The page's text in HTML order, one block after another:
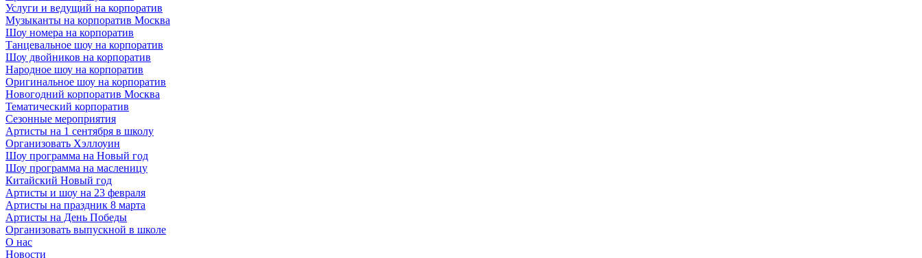
Услуги и ведущий на корпоратив
Музыканты на корпоратив Москва
Шоу номера на корпоратив
Танцевальное шоу на корпоратив
Шоу двойников на корпоратив
Народное шоу на корпоратив
Оригинальное шоу на корпоратив
Новогодний корпоратив Москва
Тематический корпоратив
Сезонные мероприятия
Артисты на 1 сентября в школу
Организовать Хэллоуин
Шоу программа на Новый год
Шоу программа на масленицу
Китайский Новый год
Артисты и шоу на 23 февраля
Артисты на праздник 8 марта
Артисты на День Победы
Организовать выпускной в школе
О нас
Новости